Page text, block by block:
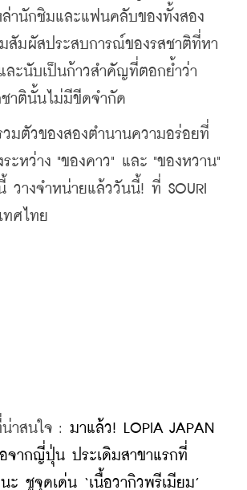
ล่านักชิมและแฟนคลับของทั้งสอง
สัมผัสประสบการณ์ของรสชาติที่หา
ละนับเป็นก้าวสำคัญที่ตอกย้ำว่า
าตินั้นไม่มีขีดจำกัด
ตัวของสองตำนานความอร่อยที่
ะหว่าง "ของคาว" และ "ของหวาน"
วางจำหน่ายแล้ววันนี้! ที่ SOURI
ทศไทย
าสนใจ : มาแล้ว! LOPIA JAPAN
จากญี่ปุ่น ประเดิมสาขาแรกที่
ะ ชูจุดเด่น ‘เนื้อวากิวพรีเมียม’